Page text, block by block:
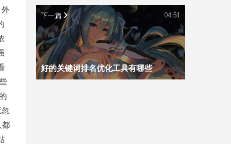
外
都
下一篇
好的关键词排名优化工具有哪些
04:51